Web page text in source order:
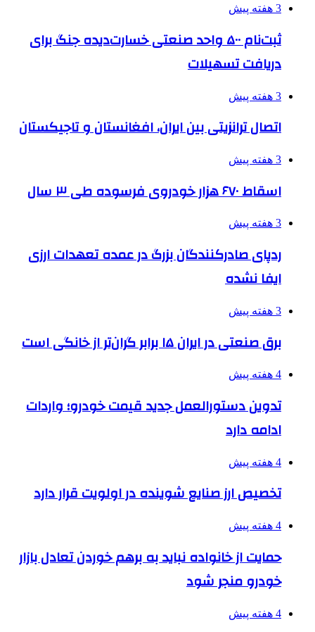
3 هفته پیش
ثبت‌نام ۵۰۰ واحد صنعتی خسارت‌دیده جنگ برای
دریافت تسهیلات
3 هفته پیش
اتصال ترانزیتی بین ایران، افغانستان و تاجیکستان
3 هفته پیش
اسقاط ۶۷۰ هزار خودروی فرسوده طی ۳ سال
3 هفته پیش
ردپای صادرکنندگان بزرگ در عمده تعهدات ارزی
ایفا نشده
3 هفته پیش
برق صنعتی در ایران ۱۵ برابر گران‌تر از خانگی است
4 هفته پیش
تدوین دستورالعمل جدید قیمت خودرو؛ واردات
ادامه دارد
4 هفته پیش
تخصیص ارز صنایع شوینده در اولویت قرار دارد
4 هفته پیش
حمایت از خانواده نباید به برهم خوردن تعادل بازار
خودرو منجر شود
4 هفته پیش